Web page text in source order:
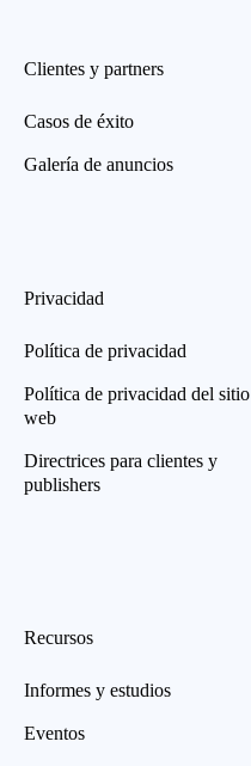
Clientes y partners
Casos de éxito
Galería de anuncios
Privacidad
Política de privacidad
Política de privacidad del sitio
web
Directrices para clientes y
publishers
Recursos
Informes y estudios
Eventos